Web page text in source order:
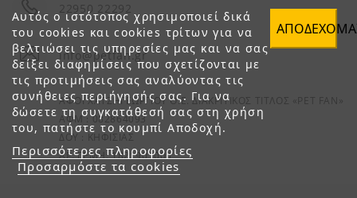
Αυτός ο ιστότοπος χρησιμοποιεί δικά
του cookies και cookies τρίτων για να
βελτιώσει τις υπηρεσίες μας και να σας
δείξει διαφημίσεις που σχετίζονται με
τις προτιμήσεις σας αναλύοντας τις
συνήθειες περιήγησής σας. Για να
δώσετε τη συγκατάθεσή σας στη χρήση
του, πατήστε το κουμπί Αποδοχή.
Περισσότερες πληροφορίες
Προσαρμόστε τα cookies
22950 22292
info@petfan.gr
ΑΦΟΙ ΧΑΤΖΗΓΕΩΡΓΙΟΥ Ο.Ε. ΔΙΑΚΡΙΤΙΚΟΣ ΤΙΤΛΟΣ «PET FAN»
ΑΦΜ : 082864093
ΔΟΥ : ΚΗΦΙΣΙΑΣ
ΑΡ. ΓΕΜΗ: 1821901000